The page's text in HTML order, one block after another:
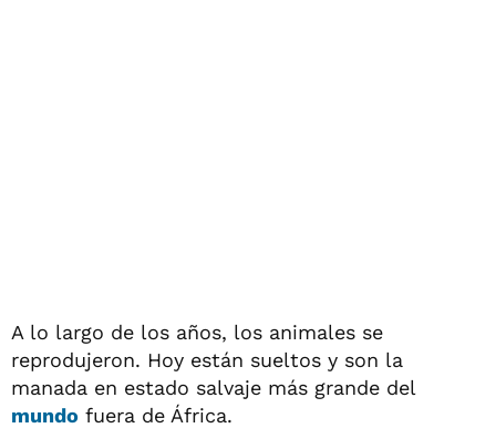
A lo largo de los años, los animales se
reprodujeron. Hoy están sueltos y son la
manada en estado salvaje más grande del
mundo fuera de África.